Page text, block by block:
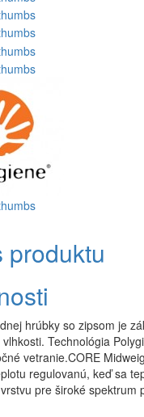
produktu
hrúbky so zipsom je
Technológia
vetranie.CORE
regulovanú, keď sa
pre široké spektrum